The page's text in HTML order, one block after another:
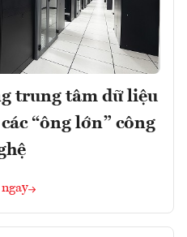
trung tâm dữ liệu
“ông lớn” công